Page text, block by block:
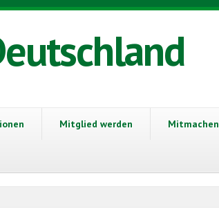
Mitglied werden Mitmachen